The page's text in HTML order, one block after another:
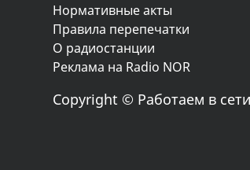
Нормативные акты
Правила перепечатки
О радиостанции
Реклама на Radio NOR
Copyright © Работаем в